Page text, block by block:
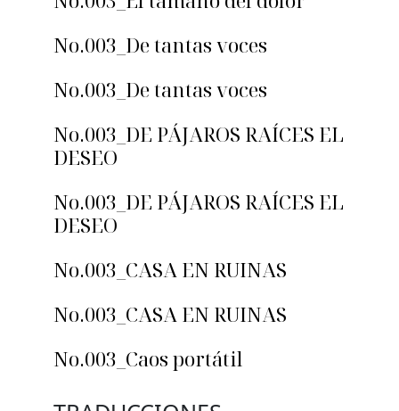
No.003_De tantas voces
No.003_De tantas voces
No.003_DE PÁJAROS RAÍCES EL
DESEO
No.003_DE PÁJAROS RAÍCES EL
DESEO
No.003_CASA EN RUINAS
No.003_CASA EN RUINAS
No.003_Caos portátil